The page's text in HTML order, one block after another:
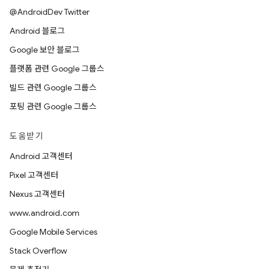
@AndroidDev Twitter
Android 블로그
Google 보안 블로그
플랫폼 관련 Google 그룹스
빌드 관련 Google 그룹스
포팅 관련 Google 그룹스
도움받기
Android 고객센터
Pixel 고객센터
Nexus 고객센터
www.android.com
Google Mobile Services
Stack Overflow